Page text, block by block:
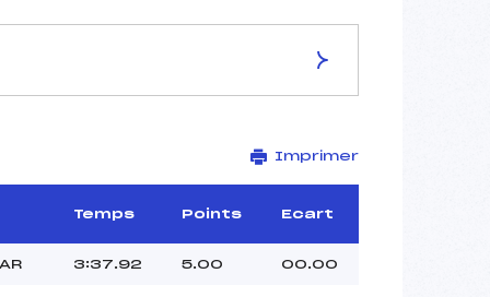
LILLEHAMMER
1.6 km
Imprimer
Temps Points Ecart
3:37.92 5.00 00.00